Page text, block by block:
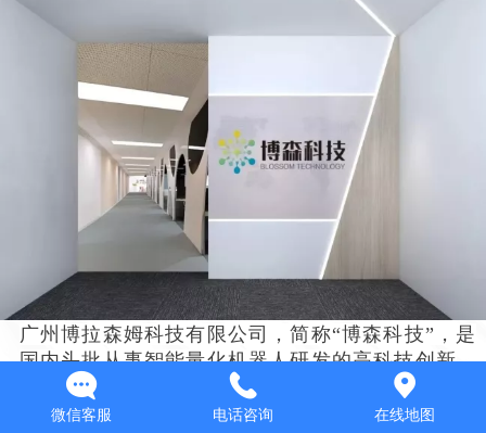
广州博拉森姆科技有限公司，简称“博森科技”，是
国内头批从事智能量化机器人研发的高科技创新
企业，立足于量化技术的大数据研究，结合自动
量化软件的实现，来规避人工操作的情绪化和时
微信客服 电话咨询 在线地图